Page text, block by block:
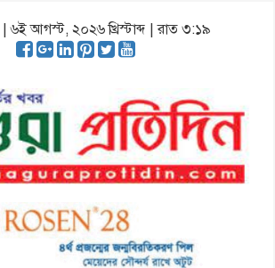
আগস্ট, ২০২৬ খ্রিস্টাব্দ | রাত ৩:১৯